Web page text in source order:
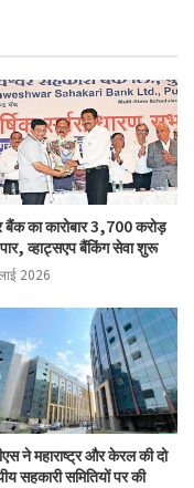
बनाना है।
बैंक का कारोबार 3,700 करोड़
व्हाट्सएप बैंकिंग सेवा शुरू
2026
ने महाराष्ट्र और केरल की दो
सहकारी समितियों पर की